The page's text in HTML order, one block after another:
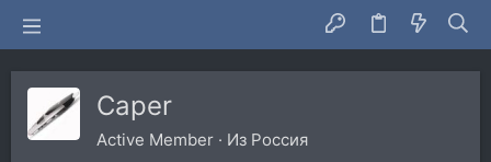
Caper
Active Member · Из Россия